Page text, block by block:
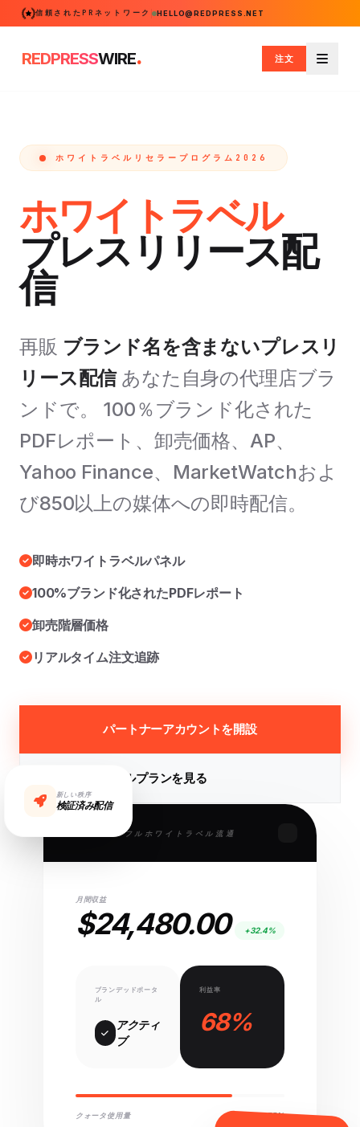
信頼されたPRネットワーク HELLO@REDPRESS.NET
REDPRESSWIRE. 注文
メニ
ホワイトラベルリセラープログラム2026
ホワイトラベル
プレスリリース配
信
再販 ブランド名を含まないプレスリ
リース配信あなた自身の代理店ブラ
ンドで。 100％ブランド化された
PDFレポート、卸売価格、AP、
Yahoo Finance、MarketWatchおよ
び850以上の媒体への即時配信。
即時ホワイトラベルパネル
100%ブランド化されたPDFレポート
卸売階層価格
リアルタイム注文追跡
パートナーアカウントを開設
ホワイトラベルプランを見る
フルホワイトラベル流通
月間収益
$24,480.00 +32.4%
ブランデッドポータ
ル
アクティ
ブ
利益率
68%
クォータ使用量 75%
新しい秩序
検証済み配信